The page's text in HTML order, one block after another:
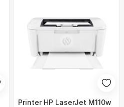
Printer HP LaserJet M110w